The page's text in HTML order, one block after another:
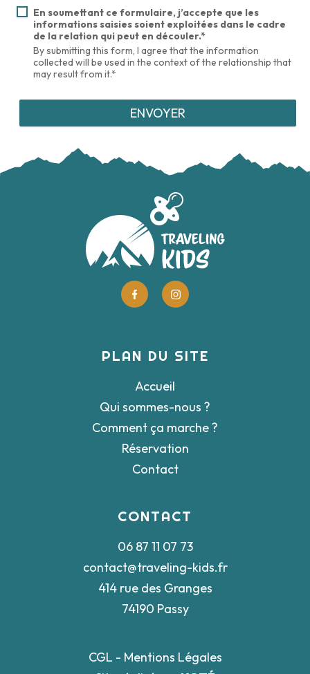
En soumettant ce formulaire, j’accepte que les
informations saisies soient exploitées dans le cadre
de la relation qui peut en découler.*
By submitting this form, I agree that the information
collected will be used in the context of the relationship that
may result from it.*
PLAN DU SITE
Accueil
Qui sommes-nous ?
Comment ça marche ?
Réservation
Contact
CONTACT
06 87 11 07 73
contact@traveling-kids.fr
414 rue des Granges
74190 Passy
CGL - Mentions Légales